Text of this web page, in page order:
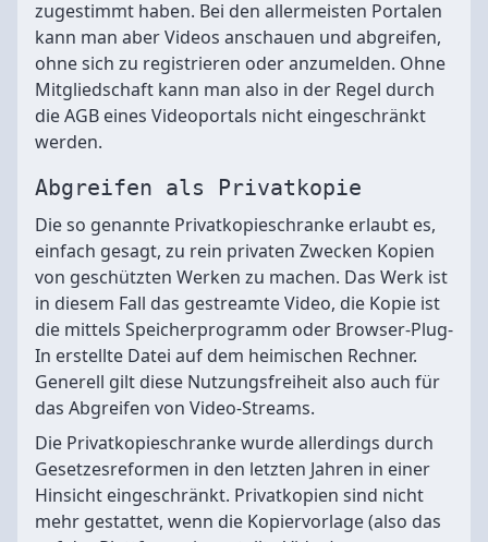
zugestimmt haben. Bei den allermeisten Portalen
kann man aber Videos anschauen und abgreifen,
ohne sich zu registrieren oder anzumelden. Ohne
Mitgliedschaft kann man also in der Regel durch
die AGB eines Videoportals nicht eingeschränkt
werden.
Abgreifen als Privatkopie
Die so genannte Privatkopieschranke erlaubt es,
einfach gesagt, zu rein privaten Zwecken Kopien
von geschützten Werken zu machen. Das Werk ist
in diesem Fall das gestreamte Video, die Kopie ist
die mittels Speicherprogramm oder Browser-Plug-
In erstellte Datei auf dem heimischen Rechner.
Generell gilt diese Nutzungsfreiheit also auch für
das Abgreifen von Video-Streams.
Die Privatkopieschranke wurde allerdings durch
Gesetzesreformen in den letzten Jahren in einer
Hinsicht eingeschränkt. Privatkopien sind nicht
mehr gestattet, wenn die Kopiervorlage (also das